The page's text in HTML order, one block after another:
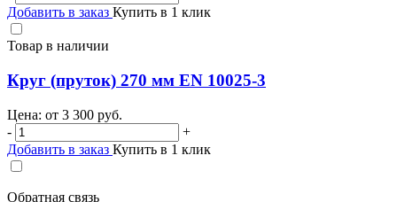
Добавить в заказ Купить в 1 клик
Товар в наличии
Круг (пруток) 270 мм EN 10025-3
Цена: от 3 300 руб.
-
+
Добавить в заказ Купить в 1 клик
Обратная связь